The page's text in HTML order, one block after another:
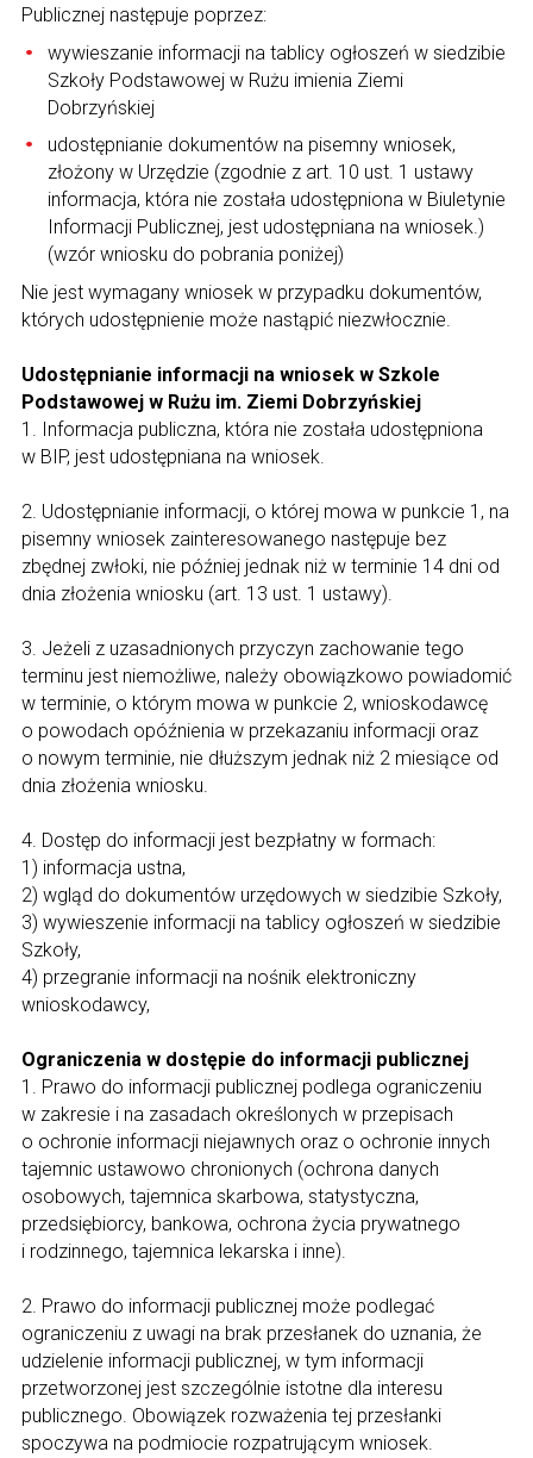
Publicznej następuje poprzez:
wywieszanie informacji na tablicy ogłoszeń w siedzibie
Szkoły Podstawowej w Rużu imienia Ziemi
Dobrzyńskiej
udostępnianie dokumentów na pisemny wniosek,
złożony w Urzędzie (zgodnie z art. 10 ust. 1 ustawy
informacja, która nie została udostępniona w Biuletynie
Informacji Publicznej, jest udostępniana na wniosek.)
(wzór wniosku do pobrania poniżej)
Nie jest wymagany wniosek w przypadku dokumentów,
których udostępnienie może nastąpić niezwłocznie.
Udostępnianie informacji na wniosek w Szkole
Podstawowej w Rużu im. Ziemi Dobrzyńskiej
1. Informacja publiczna, która nie została udostępniona
w BIP, jest udostępniana na wniosek.
2. Udostępnianie informacji, o której mowa w punkcie 1, na
pisemny wniosek zainteresowanego następuje bez
zbędnej zwłoki, nie później jednak niż w terminie 14 dni od
dnia złożenia wniosku (art. 13 ust. 1 ustawy).
3. Jeżeli z uzasadnionych przyczyn zachowanie tego
terminu jest niemożliwe, należy obowiązkowo powiadomić
w terminie, o którym mowa w punkcie 2, wnioskodawcę
o powodach opóźnienia w przekazaniu informacji oraz
o nowym terminie, nie dłuższym jednak niż 2 miesiące od
dnia złożenia wniosku.
4. Dostęp do informacji jest bezpłatny w formach:
1) informacja ustna,
2) wgląd do dokumentów urzędowych w siedzibie Szkoły,
3) wywieszenie informacji na tablicy ogłoszeń w siedzibie
Szkoły,
4) przegranie informacji na nośnik elektroniczny
wnioskodawcy,
Ograniczenia w dostępie do informacji publicznej
1. Prawo do informacji publicznej podlega ograniczeniu
w zakresie i na zasadach określonych w przepisach
o ochronie informacji niejawnych oraz o ochronie innych
tajemnic ustawowo chronionych (ochrona danych
osobowych, tajemnica skarbowa, statystyczna,
przedsiębiorcy, bankowa, ochrona życia prywatnego
i rodzinnego, tajemnica lekarska i inne).
2. Prawo do informacji publicznej może podlegać
ograniczeniu z uwagi na brak przesłanek do uznania, że
udzielenie informacji publicznej, w tym informacji
przetworzonej jest szczególnie istotne dla interesu
publicznego. Obowiązek rozważenia tej przesłanki
spoczywa na podmiocie rozpatrującym wniosek.